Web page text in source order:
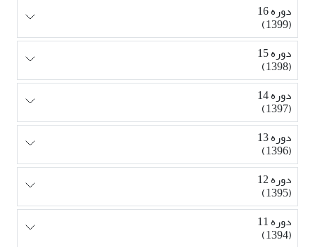
دوره 16
(1399)
دوره 15
(1398)
دوره 14
(1397)
دوره 13
(1396)
دوره 12
(1395)
دوره 11
(1394)